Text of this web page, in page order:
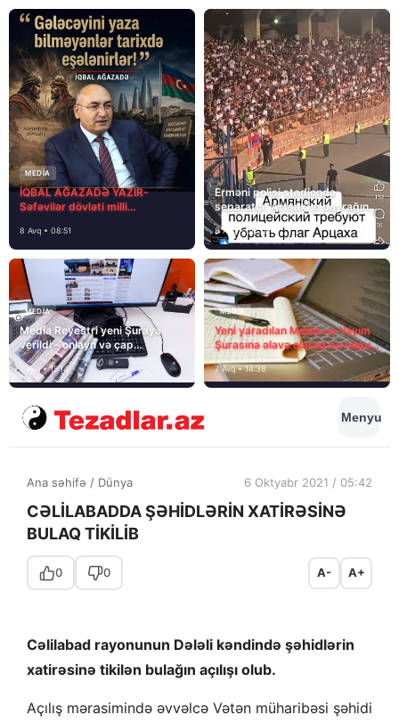
MEDİA
İQBAL AĞAZADƏ YAZIR-
Səfəvilər dövləti milli
8 Avq • 08:51
Erməni polisi stadionda
separatçı “Artsax”ın bayrağını
müsadirə etdi və…
8 Avq • 08:39
MEDİA
Media Reyestri yeni Şuraya
verildi – onlayn və çap
mediasını nə gözləyir?
7 Avq • 15:14
MEDİA
Yeni yaradılan Media və Yayım
Şurasına əlavə olaraq bu hüquq
və vəzifələr də verilib
7 Avq • 14:38
Menyu
Ana səhifə / Dünya 6 Oktyabr 2021 / 05:42
CƏLİLABADDA ŞƏHİDLƏRİN XATİRƏSİNƏ
BULAQ TİKİLİB
0 0 A- A+
Cəlilabad rayonunun Dələli kəndində şəhidlərin
xatirəsinə tikilən bulağın açılışı olub.
Açılış mərasimində əvvəlcə Vətən müharibəsi şəhidi